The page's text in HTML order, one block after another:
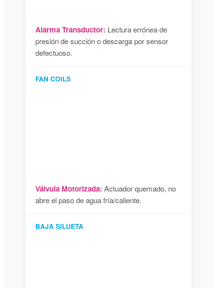
Alarma Transductor: Lectura errónea de
presión de succión o descarga por sensor
defectuoso.
FAN COILS
Válvula Motorizada: Actuador quemado, no
abre el paso de agua fría/caliente.
BAJA SILUETA